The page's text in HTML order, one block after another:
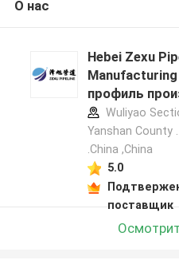
О нас
Hebei Zexu
профиль
Wuliyao
Yanshan County
.China ,China
5.0
поставщик